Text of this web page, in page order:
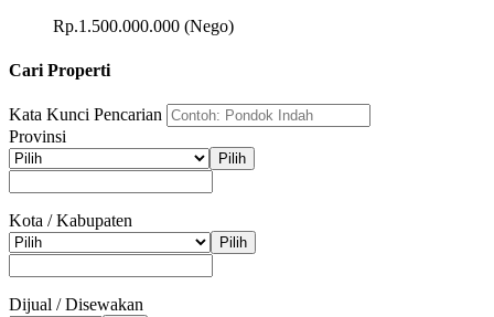
Rp.1.500.000.000 (Nego)
Cari Properti
Kata Kunci Pencarian
Provinsi
Pilih
Kota / Kabupaten
Pilih
Dijual / Disewakan